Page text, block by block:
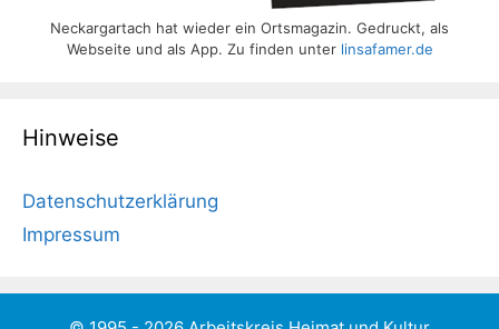
Neckargartach hat wieder ein Ortsmagazin. Gedruckt, als
Webseite und als App. Zu finden unter linsafamer.de
Hinweise
Datenschutzerklärung
Impressum